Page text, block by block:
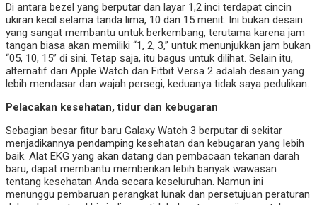
Di antara bezel yang berputar dan layar 1,2 inci terdapat cincin
ukiran kecil selama tanda lima, 10 dan 15 menit. Ini bukan desain
yang sangat membantu untuk berkembang, terutama karena jam
tangan biasa akan memiliki “1, 2, 3,” untuk menunjukkan jam bukan
“05, 10, 15” di sini. Tetap saja, itu bagus untuk dilihat. Selain itu,
alternatif dari Apple Watch dan Fitbit Versa 2 adalah desain yang
lebih mendasar dan wajah persegi, keduanya tidak saya pedulikan.
Pelacakan kesehatan, tidur dan kebugaran
Sebagian besar fitur baru Galaxy Watch 3 berputar di sekitar
menjadikannya pendamping kesehatan dan kebugaran yang lebih
baik. Alat EKG yang akan datang dan pembacaan tekanan darah
baru, dapat membantu memberikan lebih banyak wawasan
tentang kesehatan Anda secara keseluruhan. Namun ini
menunggu pembaruan perangkat lunak dan persetujuan peraturan